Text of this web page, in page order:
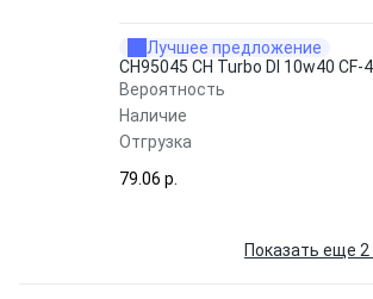
Лучшее предложение
CH95045 CH Turbo DI 10w40 CF-
Вероятность
Наличие
Отгрузка
79.06 p.
Показать еще